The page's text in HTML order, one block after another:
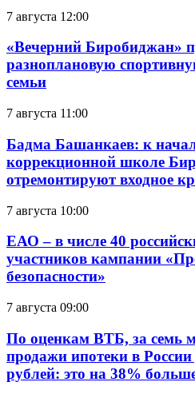
7 августа 12:00
«Вечерний Биробиджан»
разноплановую
семьи
7 августа 11:00
Бадма Башанкаев: к
коррекционной школе
отремонтируют входное
7 августа 10:00
ЕАО – в числе 40
участников кампании
безопасности»
7 августа 09:00
По оценкам ВТБ, за семь
продажи ипотеки в
рублей: это на 38%